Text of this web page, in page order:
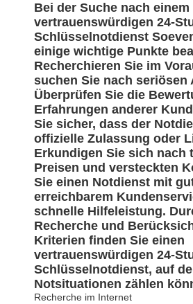
Bei der Suche nach einem
vertrauenswürdigen 24-
Schlüsselnotdienst
einige wichtige Punkte
Recherchieren Sie im
suchen Sie nach seriösen
Überprüfen Sie die
Erfahrungen anderer
Sie sicher, dass der
offizielle Zulassung oder
Erkundigen Sie sich nach
Preisen und versteckten
Sie einen Notdienst mit
erreichbarem
schnelle Hilfeleistung.
Recherche und
Kriterien finden Sie einen
vertrauenswürdigen 24-
Schlüsselnotdienst, auf
Notsituationen zählen
Recherche im Internet